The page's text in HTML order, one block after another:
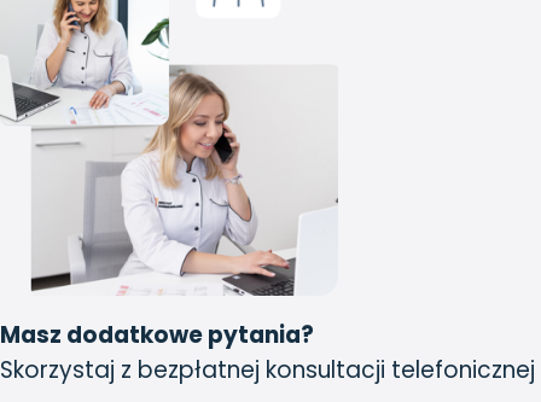
Masz dodatkowe pytania?
Skorzystaj z bezpłatnej konsultacji telefonicznej